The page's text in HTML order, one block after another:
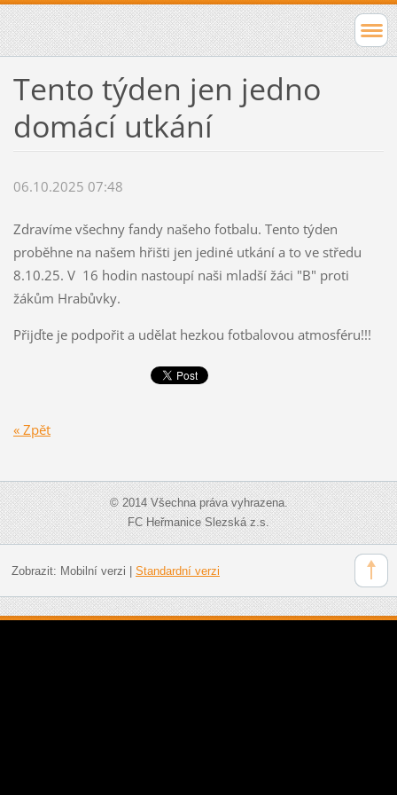
Tento týden jen jedno
domácí utkání
06.10.2025 07:48
Zdravíme všechny fandy našeho fotbalu. Tento týden
proběhne na našem hřišti jen jediné utkání a to ve středu
8.10.25. V 16 hodin nastoupí naši mladší žáci "B" proti
žákům Hrabůvky.
Přijďte je podpořit a udělat hezkou fotbalovou atmosféru!!!
« Zpět
© 2014 Všechna práva vyhrazena.
FC Heřmanice Slezská z.s.
Zobrazit: Mobilní verzi Standardní verzi